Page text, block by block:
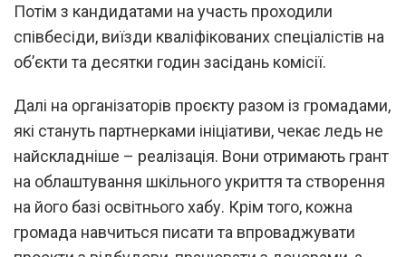
Потім з кандидатами на участь проходили
співбесіди, виїзди кваліфікованих спеціалістів на
об’єкти та десятки годин засідань комісії.
Далі на організаторів проєкту разом із громадами,
які стануть партнерками ініціативи, чекає ледь не
найскладніше – реалізація. Вони отримають грант
на облаштування шкільного укриття та створення
на його базі освітнього хабу. Крім того, кожна
громада навчиться писати та впроваджувати